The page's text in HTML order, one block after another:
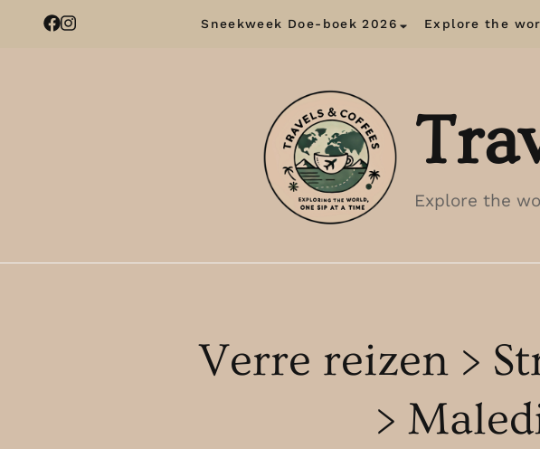
Sneekweek Doe-boek 2026 Explore the
Explore the
Verre reizen >
>